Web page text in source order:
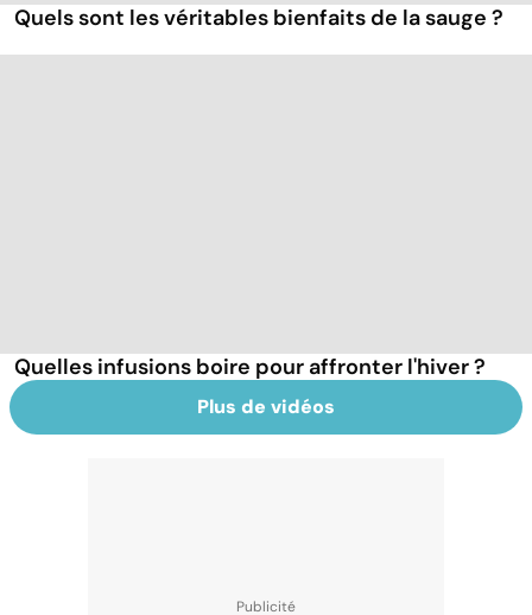
Quels sont les véritables bienfaits de la sauge ?
Quelles infusions boire pour affronter l'hiver ?
Plus de vidéos